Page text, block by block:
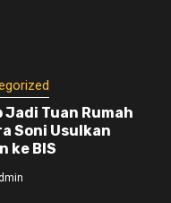
Tuan Rumah
Soni Usulkan
ke BIS